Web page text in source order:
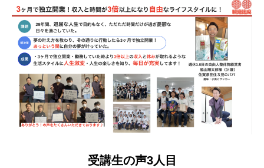
受講生の声3人目